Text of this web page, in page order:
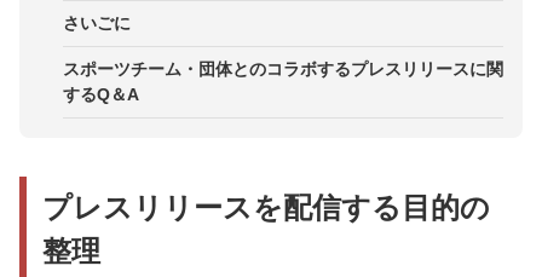
ポイント4．どんなコラボなのか一目でわかる写真
事例4．株式会社茨城ロボッツ・スポーツエンター
さいごに
スポーツチーム・団体とのコラボするプレスリリースに関
するQ＆A
プレスリリースを配信する目的の
整理